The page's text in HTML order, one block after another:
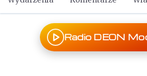
Radio DEON